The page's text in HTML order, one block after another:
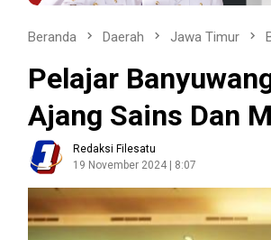
Beranda Daerah Jawa Timur
Pelajar
Ajang Sains Dan
Redaksi Filesatu
19 November 2024 | 8:07